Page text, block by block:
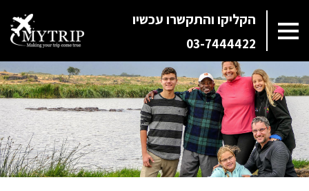
הקליקו והתקשרו עכשיו
03-7444422